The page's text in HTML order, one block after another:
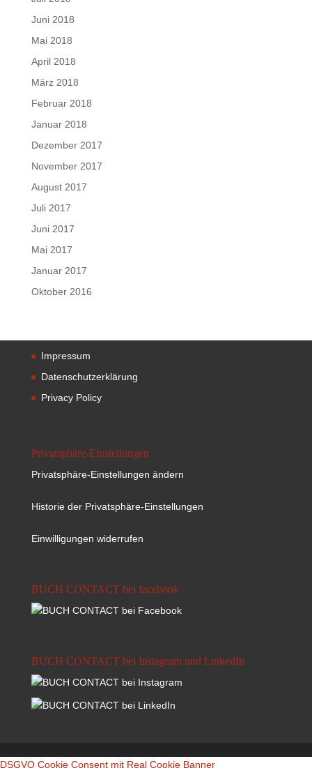
Juni 2018
Mai 2018
April 2018
März 2018
Februar 2018
Januar 2018
Dezember 2017
November 2017
August 2017
Juli 2017
Juni 2017
Mai 2017
Januar 2017
Oktober 2016
Impressum
Datenschutzerklärung
Privacy Policy
Privatsphäre-Einstellungen
Privatsphäre-Einstellungen ändern
Historie der Privatsphäre-Einstellungen
Einwilligungen widerrufen
BUCH CONTACT bei facebook
BUCH CONTACT bei Instagram und LinkedIn
DSGVO Cookie Consent mit Real Cookie Banner